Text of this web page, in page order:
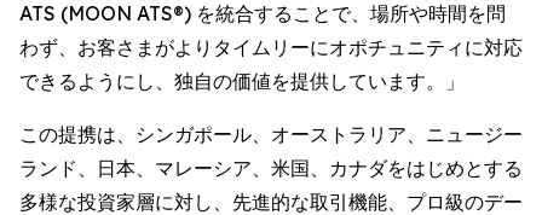
ATS (MOON ATS®) を統合することで、場所や時間を問
わず、お客さまがよりタイムリーにオポチュニティに対応
できるようにし、独自の価値を提供しています。」
この提携は、シンガポール、オーストラリア、ニュージー
ランド、日本、マレーシア、米国、カナダをはじめとする
多様な投資家層に対し、先進的な取引機能、プロ級のデー